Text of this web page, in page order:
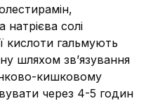
натрієва солі
кислоти гальмують
шляхом зв’язування
кишковому
через 4-5 годин